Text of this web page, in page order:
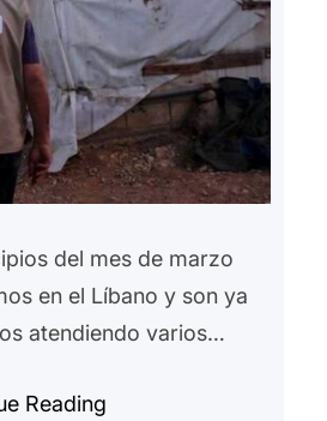
del mes de marzo
en el Líbano y son ya
atendiendo varios
la vecina Siria. La
Reading